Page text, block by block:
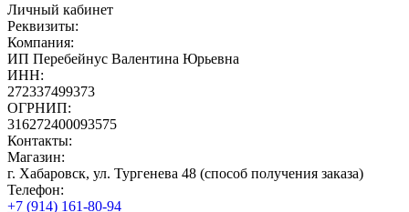
Личный кабинет
Реквизиты:
Компания:
ИП Перебейнус Валентина Юрьевна
ИНН:
272337499373
ОГРНИП:
316272400093575
Контакты:
Магазин:
г. Хабаровск, ул. Тургенева 48 (способ получения заказа)
Телефон:
+7 (914) 161-80-94